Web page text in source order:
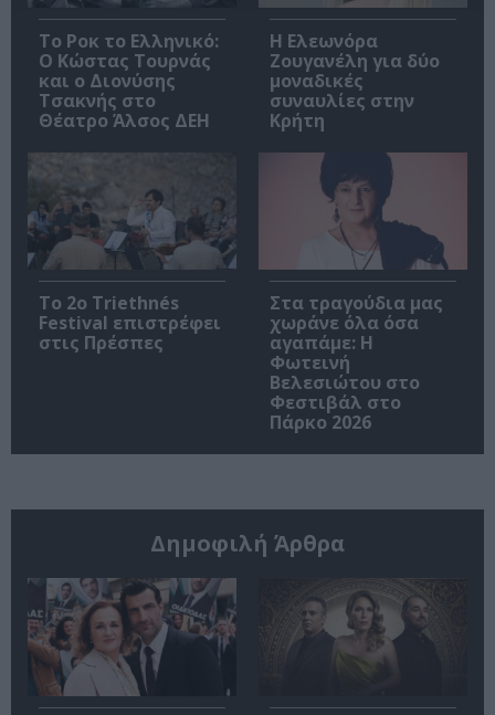
Το Ροκ το Ελληνικό:
Ο Κώστας Τουρνάς
και ο Διονύσης
Τσακνής στο
Θέατρο Άλσος ΔΕΗ
Η Ελεωνόρα
Ζουγανέλη για δύο
μοναδικές
συναυλίες στην
Κρήτη
Το 2ο Triethnés
Festival επιστρέφει
στις Πρέσπες
Στα τραγούδια μας
χωράνε όλα όσα
αγαπάμε: Η
Φωτεινή
Βελεσιώτου στο
Φεστιβάλ στο
Πάρκο 2026
Δημοφιλή Άρθρα